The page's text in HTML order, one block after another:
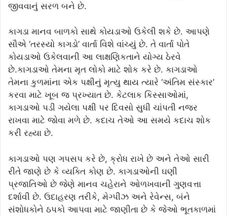
જીવવાનું સરળ બને છે.
કાગડા માનવ બાળકો સાથે કોયડાઓ ઉકેલી શકે છે. આપણે
સૌએ ‘તરસ્યો કાગડો’ વાર્તા વિશે વાંચ્યું છે. તે વાર્તા પોતે
કોયડાઓ ઉકેલવાની આ લાક્ષણિકતાને યોગ્ય ઠેરવે
છે.કાગડાઓ તેમના મૃત લોકો માટે શોક કરે છે. કાગડાઓ
તેમના કુળમાંના એક પક્ષીનું મૃત્યુ થાય ત્યારે ‘અંતિમ સંસ્કાર’
કરવા માટે ખૂબ જ પ્રખ્યાત છે. કેટલાક કિસ્સાઓમાં,
કાગડાઓ પડી ગયેલા પક્ષી પર દિવસો સુધી ચાંપતી નજર
રાખવા માટે જોવા મળે છે. કદાચ તેઓ આ સમયે કદાચ શોક
કરી રહ્યા છે.
કાગડાઓ પણ ગપસપ કરે છે, ક્રોધ રાખે છે અને તેઓ સારી
રીતે જાણે છે કે વ્યક્તિ કોણ છે. કાગડાઓની ઘણી
પ્રજાતિઓ છે જેણે માનવ ચહેરાને ઓળખવાની ગુણવત્તા
દર્શાવી છે. ઉદાહરણ તરીકે, મેગ્પીઝ અને રેવેન્સ, બંને
સંશોધકોને ઠપકો આપવા માટે જાણીતા છે કે જેઓ ભૂતકાળમાં